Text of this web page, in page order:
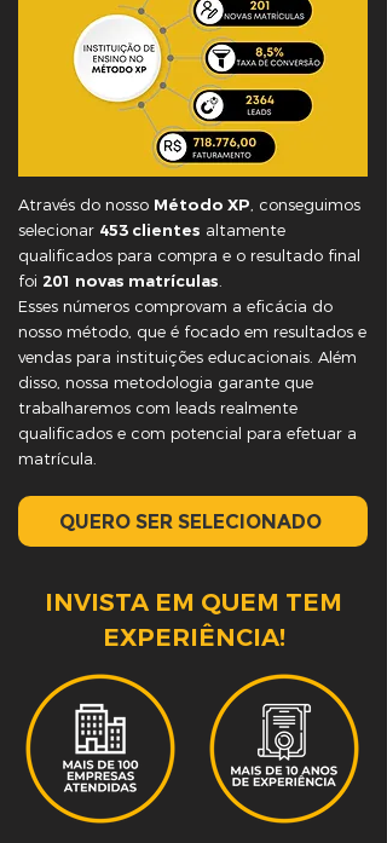
Através do nosso Método XP, conseguimos
selecionar 453 clientes altamente
qualificados para compra e o resultado final
foi 201 novas matrículas.
Esses números comprovam a eficácia do
nosso método, que é focado em resultados e
vendas para instituições educacionais. Além
disso, nossa metodologia garante que
trabalharemos com leads realmente
qualificados e com potencial para efetuar a
matrícula.
QUERO SER SELECIONADO
INVISTA EM QUEM TEM
EXPERIÊNCIA!